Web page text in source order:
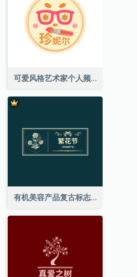
可爱风格艺术家个人频道标志
有机美容产品复古标志